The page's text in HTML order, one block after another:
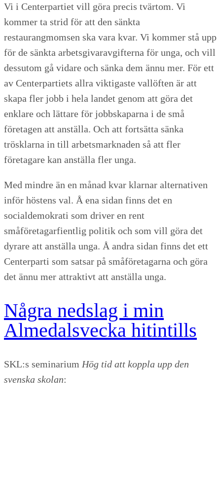
Vi i Centerpartiet vill göra precis tvärtom. Vi
kommer ta strid för att den sänkta
restaurangmomsen ska vara kvar. Vi kommer stå upp
för de sänkta arbetsgivaravgifterna för unga, och vill
dessutom gå vidare och sänka dem ännu mer. För ett
av Centerpartiets allra viktigaste vallöften är att
skapa fler jobb i hela landet genom att göra det
enklare och lättare för jobbskaparna i de små
företagen att anställa. Och att fortsätta sänka
trösklarna in till arbetsmarknaden så att fler
företagare kan anställa fler unga.
Med mindre än en månad kvar klarnar alternativen
inför höstens val. Å ena sidan finns det en
socialdemokrati som driver en rent
småföretagarfientlig politik och som vill göra det
dyrare att anställa unga. Å andra sidan finns det ett
Centerparti som satsar på småföretagarna och göra
det ännu mer attraktivt att anställa unga.
Några nedslag i min
Almedalsvecka hitintills
SKL:s seminarium Hög tid att koppla upp den
svenska skolan: